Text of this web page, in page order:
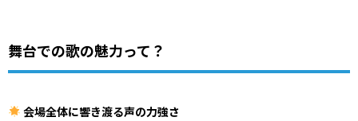
舞台での歌の魅力って？
会場全体に響き渡る声の力強さ